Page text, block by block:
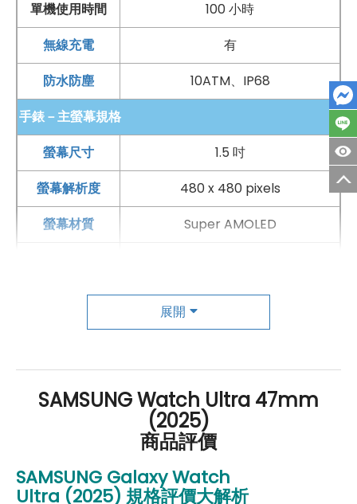
單機使用時間
100 小時
無線充電
有
防水防塵
10ATM、IP68
手錶－主螢幕規格
螢幕尺寸
1.5 吋
螢幕解析度
480 x 480 pixels
螢幕材質
Super AMOLED
手錶－通訊與網路系統
4G FDD LTE頻率
B1(2100), B2(1900), B3(1800),
B20(800), B25(1900), B26(850),
B28(700), B66(AWS-3), B71(600)
B40(2300)
3G 頻率
B1(2100), B2(1900), B4(AWS),
B5(850), B8(900)
展開
SAMSUNG Watch Ultra 47mm
(2025)
商品評價
SAMSUNG Galaxy Watch
Ultra (2025) 規格評價大解析